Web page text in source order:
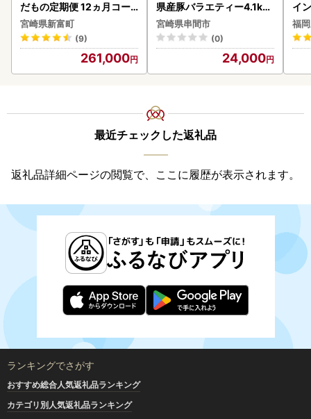
だもの定期便 12ヵ月コー
ス【F84-25】
宮崎県新富町
(9)
261,000
県産豚バラエティー4.1kg
セット_K033-057-2609
宮崎県串間市
(0)
24,000
イ
福
最近チェックした返礼品
返礼品詳細ページの閲覧で、ここに履歴が表示されます。
ランキングでさがす
おすすめ総合人気返礼品ランキング
カテゴリ別人気返礼品ランキング